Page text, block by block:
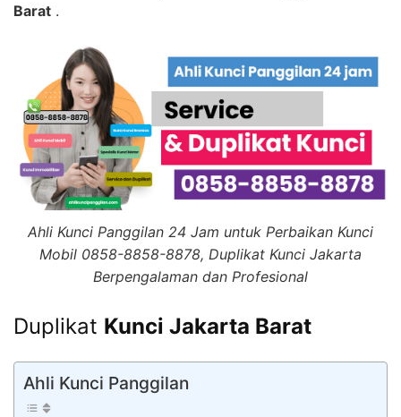
Barat .
Ahli Kunci Panggilan 24 Jam untuk Perbaikan Kunci
Mobil 0858-8858-8878, Duplikat Kunci Jakarta
Berpengalaman dan Profesional
Duplikat Kunci Jakarta Barat
Ahli Kunci Panggilan